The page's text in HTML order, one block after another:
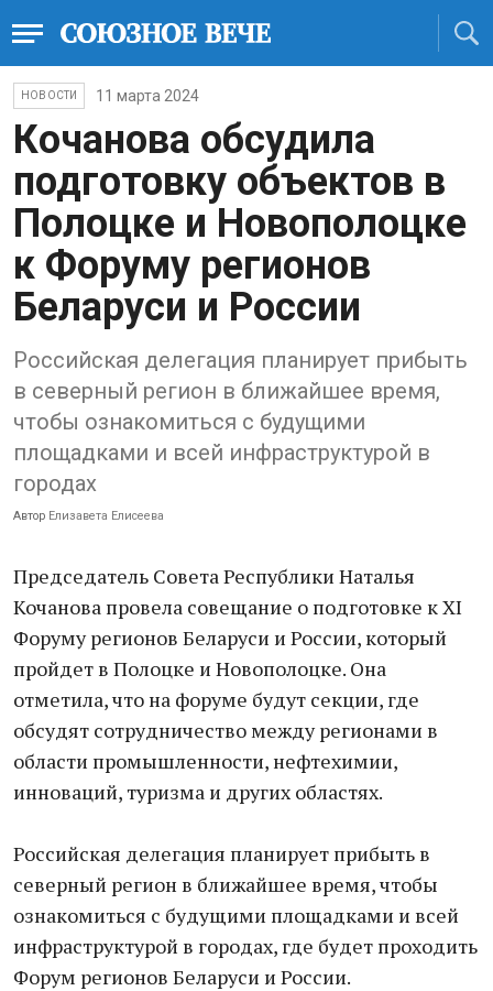
НОВОСТИ 11 марта 2024
Кочанова обсудила
подготовку объектов в
Полоцке и Новополоцке
к Форуму регионов
Беларуси и России
Российская делегация планирует прибыть
в северный регион в ближайшее время,
чтобы ознакомиться с будущими
площадками и всей инфраструктурой в
городах
Автор Елизавета Елисеева
Председатель Совета Республики Наталья
Кочанова провела совещание о подготовке к XI
Форуму регионов Беларуси и России, который
пройдет в Полоцке и Новополоцке. Она
отметила, что на форуме будут секции, где
обсудят сотрудничество между регионами в
области промышленности, нефтехимии,
инноваций, туризма и других областях.
Российская делегация планирует прибыть в
северный регион в ближайшее время, чтобы
ознакомиться с будущими площадками и всей
инфраструктурой в городах, где будет проходить
Форум регионов Беларуси и России.